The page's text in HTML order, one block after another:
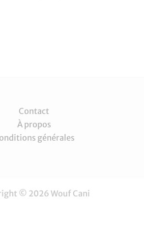
Contact
À propos
générales
© 2026 Wouf Cani